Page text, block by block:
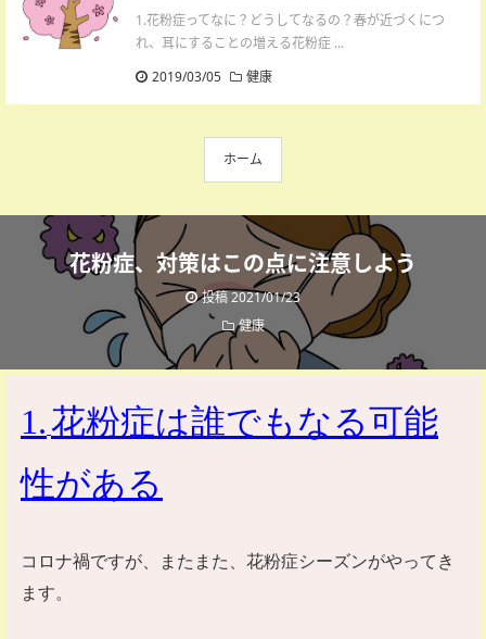
1.花粉症ってなに？どうしてなるの？春が近づくにつ
れ、耳にすることの増える花粉症 ...
2019/03/05
健康
ホーム
花粉症、対策はこの点に注意しよう
投稿 2021/01/23
健康
1.花粉症は誰でもなる可能
性がある
コロナ禍ですが、またまた、花粉症シーズンがやってき
ます。